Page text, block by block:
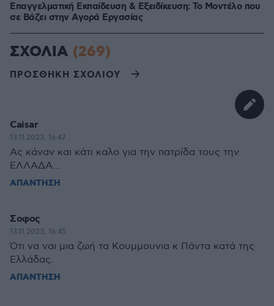
Επαγγελματική Εκπαίδευση & Εξειδίκευση: Το Mοντέλο που
σε Bάζει στην Aγορά Eργασίας
ΣΧΟΛΙΑ (269)
ΠΡΟΣΘΗΚΗ ΣΧΟΛΙΟΥ
Caisar
13.11.2023, 16:47
Ας κάναν και κάτι καλο για την πατρίδα τους την
ΕΛΛΑΔΑ...
ΑΠΑΝΤΗΣΗ
Σοφος
13.11.2023, 16:45
Ότι να ναι μια ζωή τα Κουμμουνια κ Πάντα κατά της
Ελλάδας.
ΑΠΑΝΤΗΣΗ